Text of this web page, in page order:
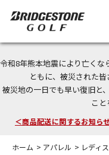
令和8年熊本地震により亡くな
ともに、被災された
被災地の一日でも早い復旧と
こと
＜夏季休暇中のご注文・発
今なら新規会員登録で
＜商品配送に関するお知ら
ホーム > アパレル > レディ